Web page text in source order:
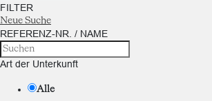
FILTER
Neue Suche
REFERENZ-NR. / NAME
Art der Unterkunft
Alle